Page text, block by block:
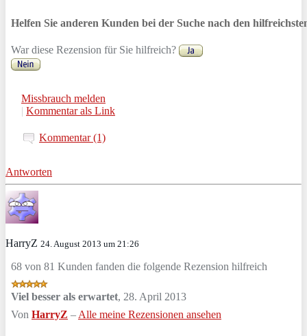
Helfen Sie anderen Kunden bei der Suche nach den
War diese Rezension für Sie hilfreich?
Missbrauch melden
| Kommentar als Link
Kommentar (1)
Antworten
HarryZ 24. August 2013 um 21:26
68 von 81 Kunden fanden die folgende Rezension hilfreich
Viel besser als erwartet, 28. April 2013
Von HarryZ – Alle meine Rezensionen ansehen